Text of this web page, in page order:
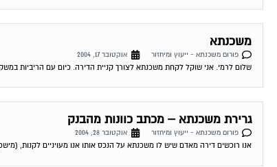
משכנתא
פורום משכנתא - ייעוץ ומיחזור
אוקטובר 17, 2004
שלום לרמי. אני שוקל לקחת משכנתא לצורך קניית הדירה. כיום עם הריביות
גרירת משכנתא – מכתב כוונות מהבנק
פורום משכנתא - ייעוץ ומיחזור
אוקטובר 28, 2004
אנו רוכשים דירה מאדם שיש לו משכנתא על הנכס אותו אנו מעויניים לקנות,